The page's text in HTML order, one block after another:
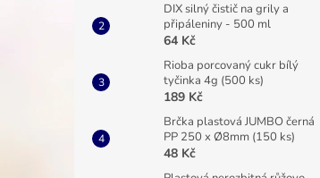
DIX silný čistič na grily a
připáleniny - 500 ml
64 Kč
Rioba porcovaný cukr bílý
tyčinka 4g (500 ks)
189 Kč
Brčka plastová JUMBO černá
PP 250 x Ø8mm (150 ks)
48 Kč